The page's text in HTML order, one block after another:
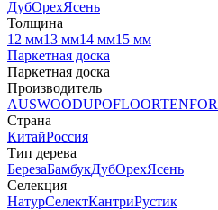
ДубОрехЯсень
Толщина
12 мм13 мм14 мм15 мм
Паркетная доска
Паркетная доска
Производитель
AUSWOODUPOFLOORTENFOR
Страна
КитайРоссия
Тип дерева
БерезаБамбукДубОрехЯсень
Селекция
НатурСелектКантриРустик